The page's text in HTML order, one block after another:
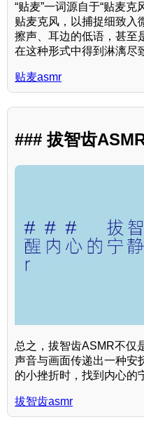
“贴麦”一词源自于“贴麦
贴麦克风，以捕捉细致入
擦声、耳边的低语，甚至
在这种形式中得到淋漓尽
贴麦asmr
### 拔智齿
总之，拔智齿ASMR不仅
声音与画面传递出一种安
的小挫折时，找到内心的
拔智齿asmr